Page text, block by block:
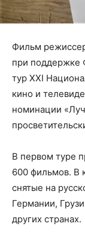
Фильм
при поддержке
тур XXI
кино и
номинации
В первом туре
600 фильмов. В
снятые на
Германии,
других странах.